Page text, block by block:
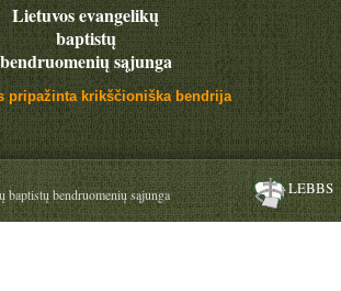
Lietuvos evangelikų
baptistų
bendruomenių sąjunga
pripažinta krikščioniška bendrija
bendruomenių sąjunga LEBBS